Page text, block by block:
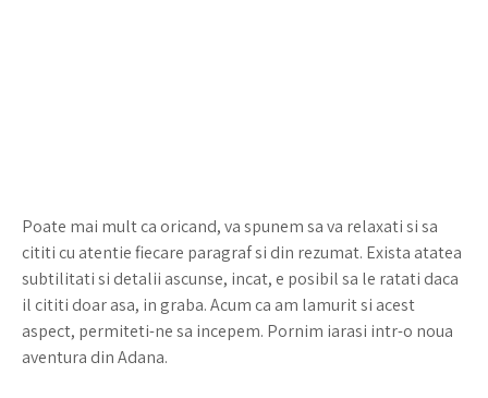
Poate mai mult ca oricand, va spunem sa va relaxati si sa
cititi cu atentie fiecare paragraf si din rezumat. Exista atatea
subtilitati si detalii ascunse, incat, e posibil sa le ratati daca
il cititi doar asa, in graba. Acum ca am lamurit si acest
aspect, permiteti-ne sa incepem. Pornim iarasi intr-o noua
aventura din Adana.